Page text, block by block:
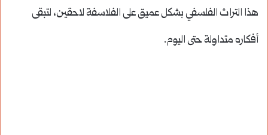
هذا التراث الفلسفي بشكل عميق على الفلاسفة لاحقين، لتبقى
أفكاره متداولة حتى اليوم.